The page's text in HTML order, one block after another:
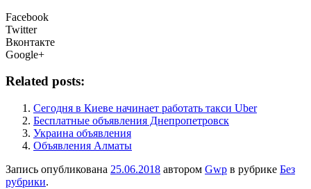
Facebook
Twitter
Вконтакте
Google+
Related posts:
Сегодня в Киеве начинает работать такси Uber
Бесплатные объявления Днепропетровск
Украина объявления
Объявления Алматы
Запись опубликована 25.06.2018 автором Gwp в рубрике Без
рубрики.